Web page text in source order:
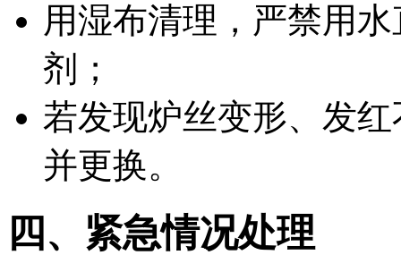
用湿布清理， 严禁用
剂；
若发现炉丝变形、发
并更换。
四、紧急情况处理